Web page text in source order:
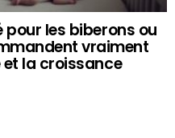
pour les biberons ou
vraiment
et la croissance